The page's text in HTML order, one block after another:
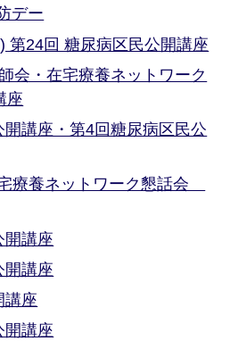
デー
第24回 糖尿病区民公開講座
会・在宅療養ネットワーク
座
講座・第4回糖尿病区民公
療養ネットワーク懇話会
開講座
開講座
講座
開講座